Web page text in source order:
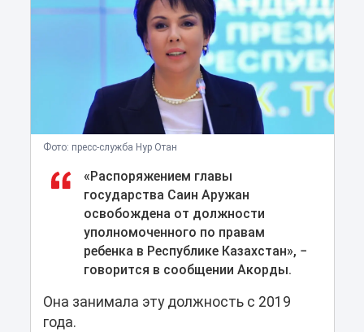
Фото: преcc-служба Нур Отан
«Распоряжением главы
государства Саин Аружан
освобождена от должности
уполномоченного по правам
ребенка в Республике Казахстан», −
говорится в сообщении Акорды.
Она занимала эту должность с 2019
года.